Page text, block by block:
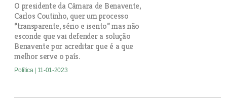
O presidente da Câmara de Benavente,
Carlos Coutinho, quer um processo
“transparente, sério e isento” mas não
esconde que vai defender a solução
Benavente por acreditar que é a que
melhor serve o país.
Política | 11-01-2023